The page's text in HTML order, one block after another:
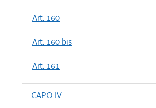
Art. 160
Art. 160 bis
Art. 161
CAPO IV